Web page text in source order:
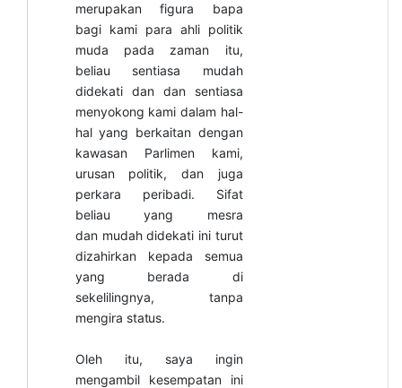
merupakan figura bapa
bagi kami para ahli politik
muda pada zaman itu,
beliau sentiasa mudah
didekati dan dan sentiasa
menyokong kami dalam hal-
hal yang berkaitan dengan
kawasan Parlimen kami,
urusan politik, dan juga
perkara peribadi. Sifat
beliau yang mesra
dan mudah didekati ini turut
dizahirkan kepada semua
yang berada di
sekelilingnya, tanpa
mengira status.
Oleh itu, saya ingin
mengambil kesempatan ini